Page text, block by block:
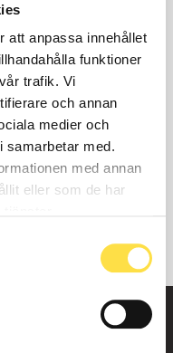
att anpassa innehållet
funktioner
trafik. Vi
och annan
medier och
samarbetar med.
med annan
eller som de har
used parts and
both original and
like inlet system for
these machinery
20530081,
that fits Volvo